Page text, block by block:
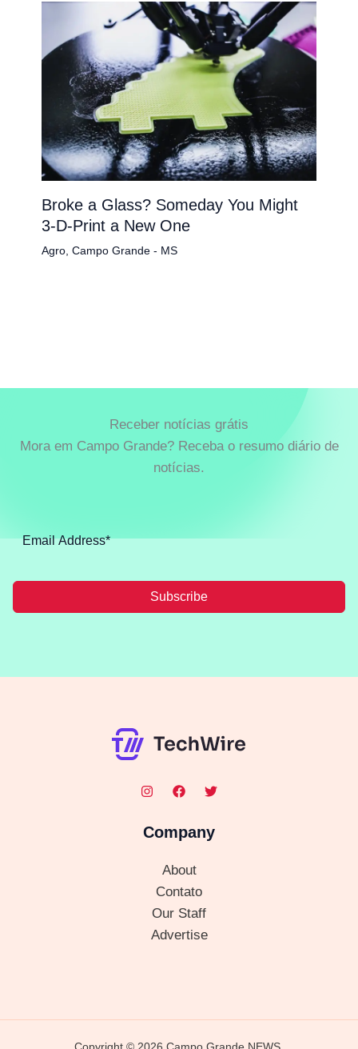
Broke a Glass? Someday You Might
3-D-Print a New One
Agro, Campo Grande - MS
Receber notícias grátis
Mora em Campo Grande? Receba o resumo diário de
notícias.
Subscribe
Company
About
Contato
Our Staff
Advertise
Copyright © 2026 Campo Grande NEWS.